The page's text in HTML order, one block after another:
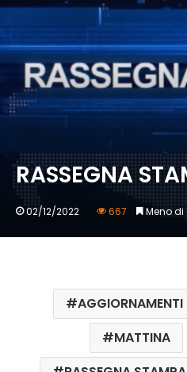
RASSEGNA
02/12/2022 667 Meno
AGGIORNAMENTI
MATTINA